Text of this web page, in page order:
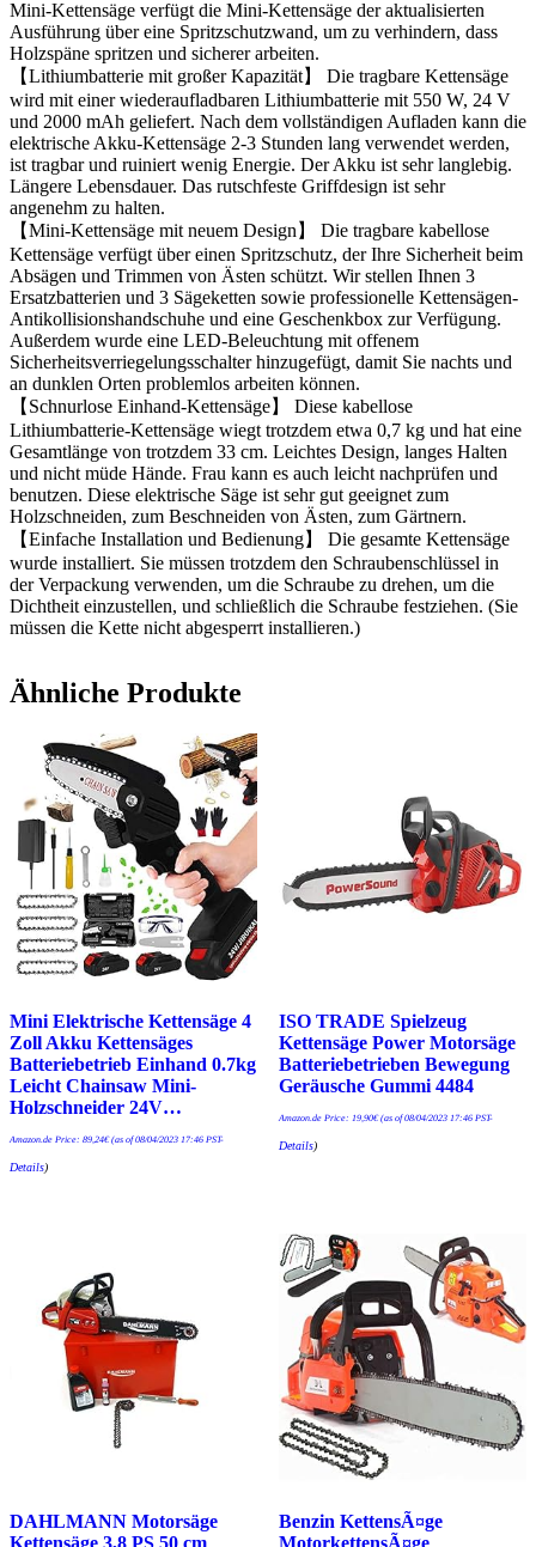
Mini-Kettensäge verfügt die Mini-Kettensäge der aktualisierten
Ausführung über eine Spritzschutzwand, um zu verhindern, dass
Holzspäne spritzen und sicherer arbeiten.
【Lithiumbatterie mit großer Kapazität】 Die tragbare Kettensäge
wird mit einer wiederaufladbaren Lithiumbatterie mit 550 W, 24 V
und 2000 mAh geliefert. Nach dem vollständigen Aufladen kann die
elektrische Akku-Kettensäge 2-3 Stunden lang verwendet werden,
ist tragbar und ruiniert wenig Energie. Der Akku ist sehr langlebig.
Längere Lebensdauer. Das rutschfeste Griffdesign ist sehr
angenehm zu halten.
【Mini-Kettensäge mit neuem Design】 Die tragbare kabellose
Kettensäge verfügt über einen Spritzschutz, der Ihre Sicherheit beim
Absägen und Trimmen von Ästen schützt. Wir stellen Ihnen 3
Ersatzbatterien und 3 Sägeketten sowie professionelle Kettensägen-
Antikollisionshandschuhe und eine Geschenkbox zur Verfügung.
Außerdem wurde eine LED-Beleuchtung mit offenem
Sicherheitsverriegelungsschalter hinzugefügt, damit Sie nachts und
an dunklen Orten problemlos arbeiten können.
【Schnurlose Einhand-Kettensäge】 Diese kabellose
Lithiumbatterie-Kettensäge wiegt trotzdem etwa 0,7 kg und hat eine
Gesamtlänge von trotzdem 33 cm. Leichtes Design, langes Halten
und nicht müde Hände. Frau kann es auch leicht nachprüfen und
benutzen. Diese elektrische Säge ist sehr gut geeignet zum
Holzschneiden, zum Beschneiden von Ästen, zum Gärtnern.
【Einfache Installation und Bedienung】 Die gesamte Kettensäge
wurde installiert. Sie müssen trotzdem den Schraubenschlüssel in
der Verpackung verwenden, um die Schraube zu drehen, um die
Dichtheit einzustellen, und schließlich die Schraube festziehen. (Sie
müssen die Kette nicht abgesperrt installieren.)
Ähnliche Produkte
Mini Elektrische Kettensäge 4
Zoll Akku Kettensäges
Batteriebetrieb Einhand 0.7kg
Leicht Chainsaw Mini-
Holzschneider 24V…
Amazon.de Price: 89,24€(as of 08/04/2023 17:46 PST-
Details)
ISO TRADE Spielzeug
Kettensäge Power Motorsäge
Batteriebetrieben Bewegung
Geräusche Gummi 4484
Amazon.de Price: 19,90€(as of 08/04/2023 17:46 PST-
Details)
DAHLMANN Motorsäge
Kettensäge 3,8 PS 50 cm
Benzin KettensÃ¤ge
MotorkettensÃ¤ge